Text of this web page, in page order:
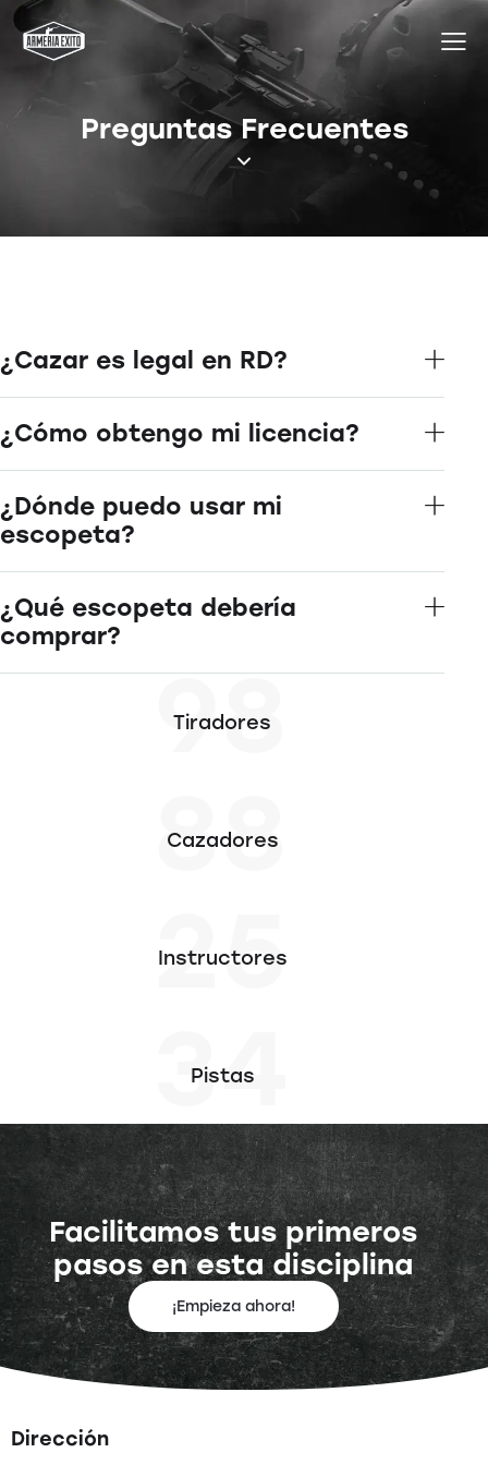
Preguntas Frecuentes
¿Cazar es legal en RD?
¿Cómo obtengo mi licencia?
¿Dónde puedo usar mi
escopeta?
¿Qué escopeta debería
comprar?
98
Tiradores
88
Cazadores
25
Instructores
34
Pistas
Facilitamos tus primeros
pasos en esta disciplina
¡Empieza ahora!
Dirección